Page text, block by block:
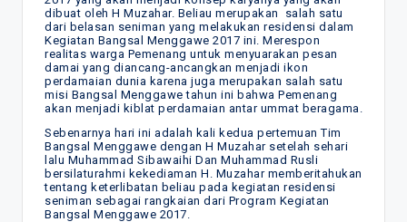
dibuat oleh H Muzahar. Beliau merupakan salah satu
dari belasan seniman yang melakukan residensi dalam
Kegiatan Bangsal Menggawe 2017 ini. Merespon
realitas warga Pemenang untuk menyuarakan pesan
damai yang diancang-ancangkan menjadi ikon
perdamaian dunia karena juga merupakan salah satu
misi Bangsal Menggawe tahun ini bahwa Pemenang
akan menjadi kiblat perdamaian antar ummat beragama.
Sebenarnya hari ini adalah kali kedua pertemuan Tim
Bangsal Menggawe dengan H Muzahar setelah sehari
lalu Muhammad Sibawaihi Dan Muhammad Rusli
bersilaturahmi kekediaman H. Muzahar memberitahukan
tentang keterlibatan beliau pada kegiatan residensi
seniman sebagai rangkaian dari Program Kegiatan
Bangsal Menggawe 2017.